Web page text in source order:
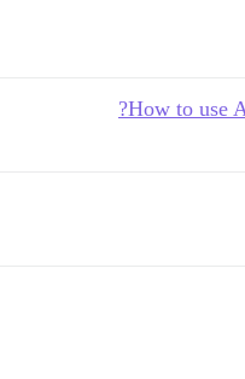
How to use